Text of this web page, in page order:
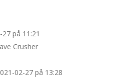
på 11:21
Crusher
02-27 på 13:28